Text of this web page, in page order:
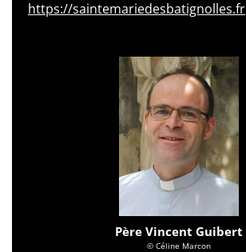
https://saintemariedesbatignolles.fr
Père Vincent Guibert
© Céline Marcon